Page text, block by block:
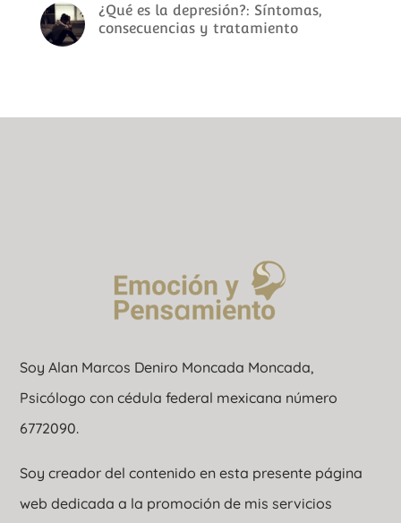
¿Qué es la depresión?: Síntomas,
consecuencias y tratamiento
Soy Alan Marcos Deniro Moncada Moncada,
Psicólogo con cédula federal mexicana número
6772090.
Soy creador del contenido en esta presente página
web dedicada a la promoción de mis servicios